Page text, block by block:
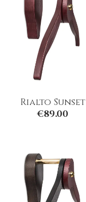
Rialto Sunset
€89.00